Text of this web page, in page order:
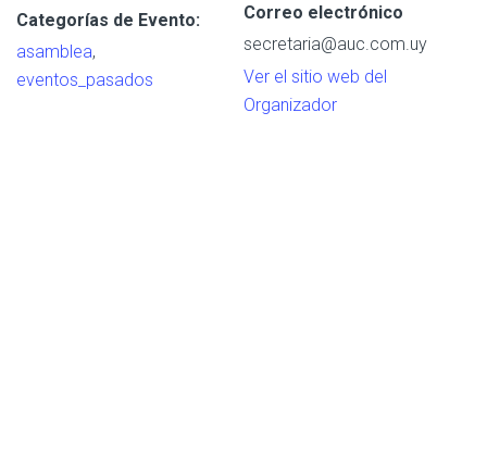
Categorías de Evento:
asamblea,
eventos_pasados
Correo electrónico
secretaria@auc.com.uy
Ver el sitio web del
Organizador